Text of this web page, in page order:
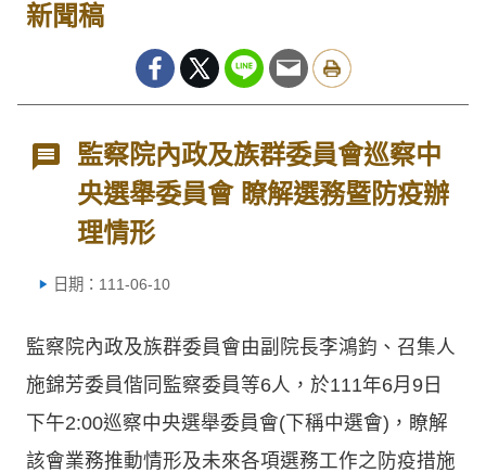
新聞稿
監察院內政及族群委員會巡察中
央選舉委員會 瞭解選務暨防疫辦
理情形
日期：111-06-10
監察院內政及族群委員會由副院長李鴻鈞、召集人
施錦芳委員偕同監察委員等6人，於111年6月9日
下午2:00巡察中央選舉委員會(下稱中選會)，瞭解
該會業務推動情形及未來各項選務工作之防疫措施